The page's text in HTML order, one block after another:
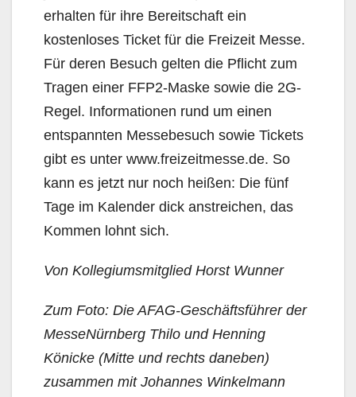
erhalten für ihre Bereitschaft ein
kostenloses Ticket für die Freizeit Messe.
Für deren Besuch gelten die Pflicht zum
Tragen einer FFP2-Maske sowie die 2G-
Regel. Informationen rund um einen
entspannten Messebesuch sowie Tickets
gibt es unter www.freizeitmesse.de. So
kann es jetzt nur noch heißen: Die fünf
Tage im Kalender dick anstreichen, das
Kommen lohnt sich.
Von Kollegiumsmitglied Horst Wunner
Zum Foto: Die AFAG-Geschäftsführer der
MesseNürnberg Thilo und Henning
Könicke (Mitte und rechts daneben)
zusammen mit Johannes Winkelmann